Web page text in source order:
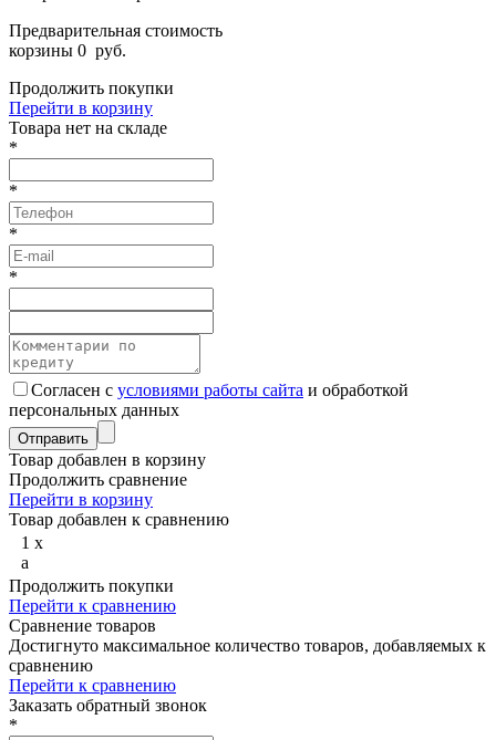
Предварительная стоимость
корзины 0 руб.
Продолжить покупки
Перейти в корзину
Товарa нет на складе
*
*
*
*
Согласен с условиями работы сайта и обработкой
персональных данных
Товар добавлен в корзину
Продолжить сравнение
Перейти в корзину
Товар добавлен к сравнению
1 x
a
Продолжить покупки
Перейти к сравнению
Сравнение товаров
Достигнуто максимальное количество товаров, добавляемых к
сравнению
Перейти к сравнению
Заказать обратный звонок
*